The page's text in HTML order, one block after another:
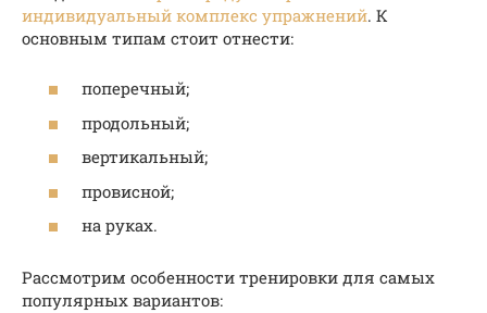
индивидуальный комплекс упражнений. К
основным типам стоит отнести:
поперечный;
продольный;
вертикальный;
провисной;
на руках.
Рассмотрим особенности тренировки для самых
популярных вариантов: